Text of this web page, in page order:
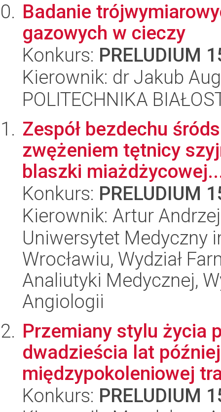
Badanie
gazowych w cieczy
Konkurs: PRELUDIUM
Kierownik: dr Jakub
POLITECHNIKA
Zespół bezdechu
zwężeniem tętnicy
blaszki
Konkurs: PRELUDIUM
Kierownik: Artur
Uniwersytet Medyczny
Wrocławiu, Wydział
Analiutyki Medycznej,
Angiologii
Przemiany stylu życia
dwadzieścia lat
międzypokoleniowej
Konkurs: PRELUDIUM